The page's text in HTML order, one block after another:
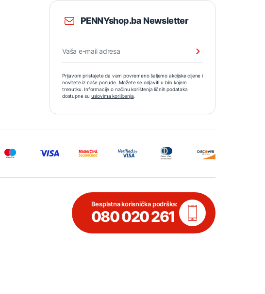
PENNYshop.ba Newsletter
Prijavom pristajete da vam povremeno šaljemo akcijske cijene i
novitete iz naše ponude. Možete se odjaviti u bilo kojem
trenutku. Informacije o načinu korištenja ličnih podataka
dostupne su uslovima korištenja.
Besplatna korisnička podrška:
080 020 261